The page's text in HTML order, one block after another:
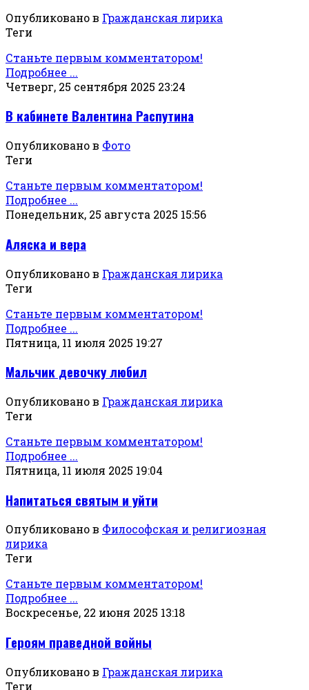
Опубликовано в Гражданская лирика
Теги
Станьте первым комментатором!
Подробнее ...
Четверг, 25 сентября 2025 23:24
В кабинете Валентина Распутина
Опубликовано в Фото
Теги
Станьте первым комментатором!
Подробнее ...
Понедельник, 25 августа 2025 15:56
Аляска и вера
Опубликовано в Гражданская лирика
Теги
Станьте первым комментатором!
Подробнее ...
Пятница, 11 июля 2025 19:27
Мальчик девочку любил
Опубликовано в Гражданская лирика
Теги
Станьте первым комментатором!
Подробнее ...
Пятница, 11 июля 2025 19:04
Напитаться святым и уйти
Опубликовано в Философская и религиозная
лирика
Теги
Станьте первым комментатором!
Подробнее ...
Воскресенье, 22 июня 2025 13:18
Героям праведной войны
Опубликовано в Гражданская лирика
Теги